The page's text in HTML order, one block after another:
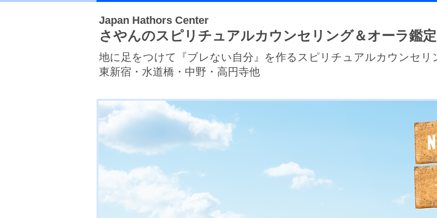
Japan Hathors Center
さやんのスピリチュアルカウンセリング＆オーラ鑑定
地に足をつけて『ブレない自分』を作るスピリチュアルカウンセリ
東新宿・水道橋・中野・高円寺他